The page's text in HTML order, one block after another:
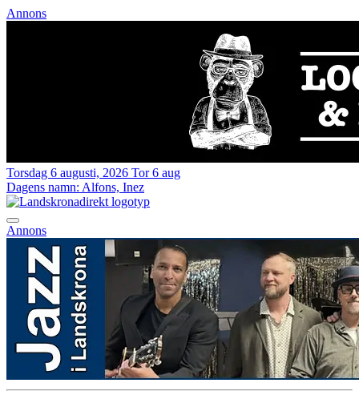
Annons
Torsdag 6 augusti, 2026 Tor 6 aug
Dagens namn: Alfons, Inez
Annons